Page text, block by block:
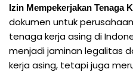
Izin Mempekerjakan Tenaga
dokumen untuk
tenaga kerja asing di
menjadi jaminan legalitas
kerja asing, tetapi juga